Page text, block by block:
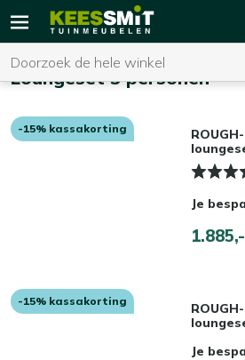
Kees
Tuinmeubelen
U heeft geen product(en) in uw
15% kassakorting op de
Loungeset 3 personen
-15% kassakorting
Je
1.885,-
-15% kassakorting
Je